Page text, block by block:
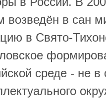
возведён в сан
в Свято-
среде - не